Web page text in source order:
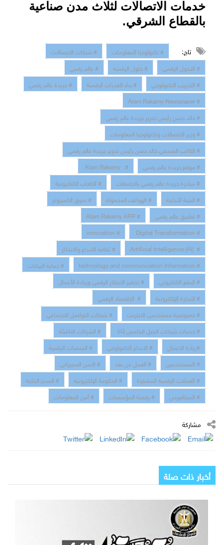
خدمات الاتصالات لثلاث مدن صناعية
بالقطاع الشرقي.
تاج: # تكنولوجيا المعلومات
# شبكات الاتصالات
# التحول الرقمي
# حلول الرقمنة
# عالم رقمي
# التدريب التكنولوجي
# بناء القدرات الرقمية
# جريدة عالم رقمي
# Alam Rakamy Newspaper
# خالد حسن رئيس تحرير جريدة عالم رقمي
# وزير الاتصالات وتكنولوجيا المعلومات
# الكاتب الصحفي خالد حسن رئيس تحرير جريدة عالم رقمي
# موقع جريدة عالم رقمي
# Alam Rakamy
# مبادرة جريدة عالم رقمي بالجامعات
# الالعاب الالكترونية
# البنية التحتية
# الهواتف المحمولة
# سوق الكمبيوتر
# تطبيق عالم رقمي
# Alam Rakamy APP
# Digital Transformation
# innovation
# Artificial Intelligence (AI)
# ثقافة الابداع والابتكار
# technology and communication Information
# حماية البيانات
# الدفع الالكتروني
# تحفيز الابتكار الرقمي وريادة الأعمال
# التجارة الإلكترونية
# الاقتصاد الرقمي
# خصوصية مستخدمى الانترنت
# شبكات التواصل الاجتماعي
# خدمات شبكات الجيل الخامس 5G
# الشركات الناشئة
#ريادة الاعمال
# الابداع التكنولوجي
# المنصات الرقمية
# المستخدمين
# العمل عن بعد
# الامن السبيراني
# العملات الرقمية المشفرة
# الحكومة الإلكترونية
# المدن الذكية
# الميتافيرس
# رقمنة المؤسسات # أمن المعلومات
مشاركة
أخبار ذات صلة